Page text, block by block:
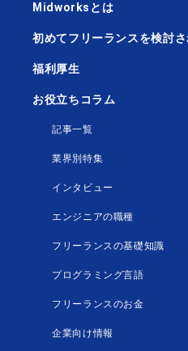
Midworksとは
初めてフリーランスを検討
福利厚生
お役立ちコラム
記事一覧
業界別特集
インタビュー
エンジニアの職種
フリーランスの基礎知識
プログラミング言語
フリーランスのお金
企業向け情報